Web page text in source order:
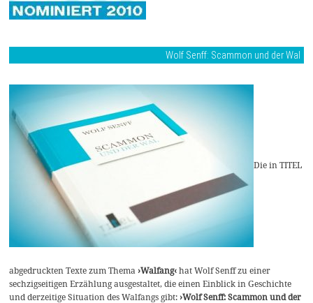
Wolf Senff: Scammon und der Wal
Die in TITEL
abgedruckten Texte zum Thema›Walfang‹hat Wolf Senff zu einer
sechzigseitigen Erzählung ausgestaltet, die einen Einblick in Geschichte
und derzeitige Situation des Walfangs gibt:›Wolf Senff: Scammon und der